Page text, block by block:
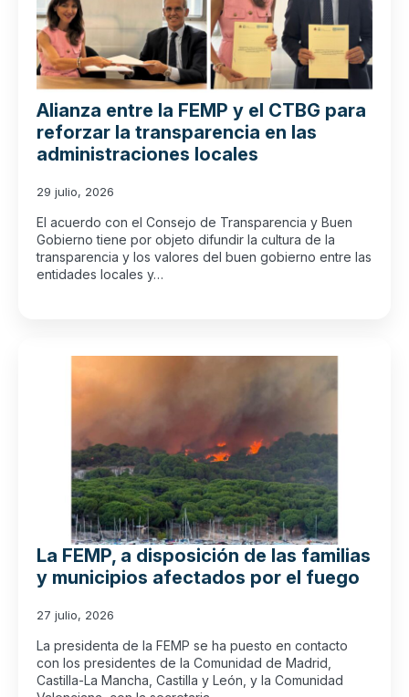
Alianza entre la FEMP y el CTBG para
reforzar la transparencia en las
administraciones locales
29 julio, 2026
El acuerdo con el Consejo de Transparencia y Buen
Gobierno tiene por objeto difundir la cultura de la
transparencia y los valores del buen gobierno entre las
entidades locales y…
La FEMP, a disposición de las familias
y municipios afectados por el fuego
27 julio, 2026
La presidenta de la FEMP se ha puesto en contacto
con los presidentes de la Comunidad de Madrid,
Castilla-La Mancha, Castilla y León, y la Comunidad